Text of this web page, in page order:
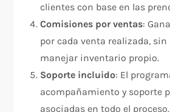
clientes con base en las
Comisiones por ventas:
por cada venta realizada, sin
manejar inventario propio.
Soporte incluido: El
acompañamiento y soporte
asociadas en todo el proceso.